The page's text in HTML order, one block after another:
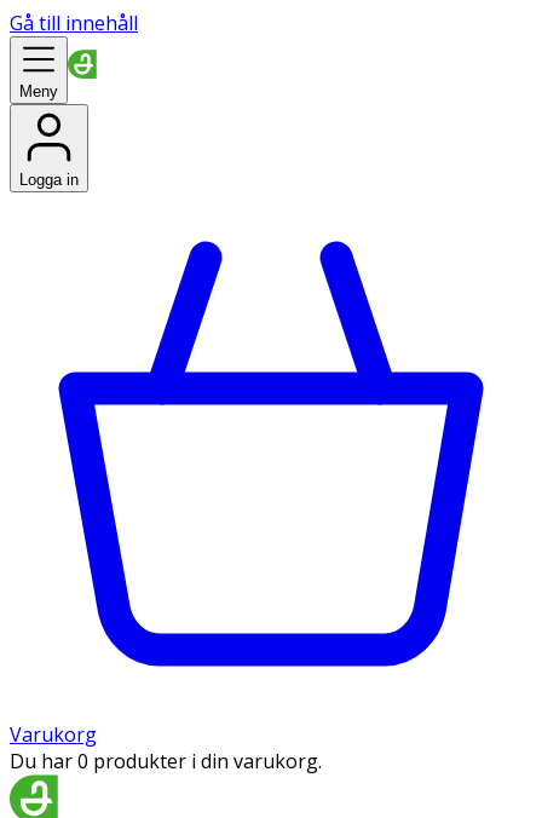
Gå till innehåll
Meny
Logga in
Varukorg
Du har 0 produkter i din varukorg.